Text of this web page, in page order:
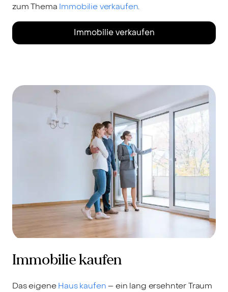
zum Thema Immobilie verkaufen.
Immobilie verkaufen
Immobilie kaufen
Das eigeneHaus kaufen– ein lang ersehnter Traum